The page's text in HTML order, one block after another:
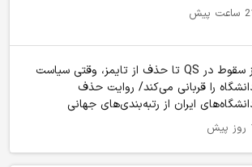
پیش
از سقوط در QS تا حذف از تایمز، وقتی سیاست
را قربانی می‌کند/ روایت حذف
ایران از رتبه‌بندی‌های جهانی